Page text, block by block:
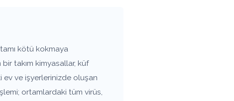
kötü kokmaya
bir takım kimyasallar, küf
ev ve işyerlerinizde oluşan
ortamlardaki tüm virüs,